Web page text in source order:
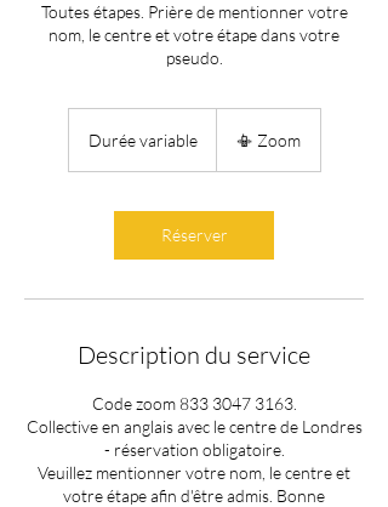
Toutes étapes. Prière de mentionner votre
nom, le centre et votre étape dans votre
pseudo.
Durée variableD
é
e
v
r
a
b
l
e
📳 Zoom
Réserver
Description du service
Code zoom 833 3047 3163.
Collective en anglais avec le centre de Londres
- réservation obligatoire.
Veuillez mentionner votre nom, le centre et
votre étape afin d'être admis. Bonne